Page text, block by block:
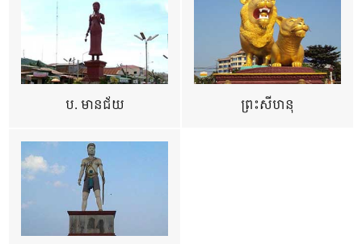
ប. មានជ័យ ព្រះសីហនុ